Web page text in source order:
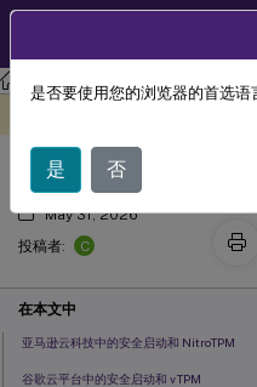
安全启动和 vTPM
May 31, 2026
投稿者:
C
在本文中
亚马逊云科技中的安全启动和 NitroTPM
谷歌云平台中的安全启动和 vTPM
是否要使用您的浏览器的首选语
是 否